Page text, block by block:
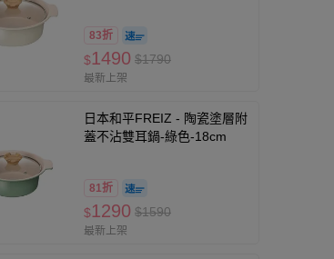
83折
$1490 $1790
最新上架
日本和平FREIZ - 陶瓷塗層附
蓋不沾雙耳鍋-綠色-18cm
81折
$1290 $1590
最新上架